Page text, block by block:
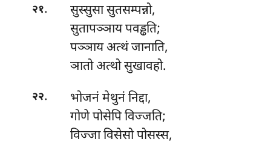
२१.
सुस्सुसा सुतसम्पन्नो,
सुतापञ्ञाय पवड्ढति;
पञ्ञाय अत्थं जानाति,
ञातो अत्थो सुखावहो.
२२.
भोजनं मेथुनं निद्दा,
गोणे पोसेपि विज्जति;
विज्जा विसेसो पोसस्स,